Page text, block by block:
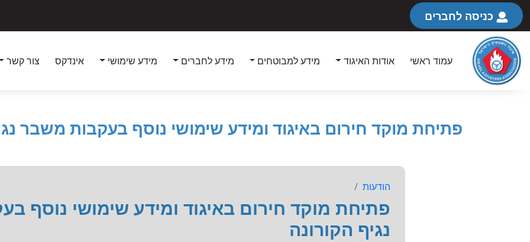
כניסה לחברים
עמוד ראשי אודות האיגוד מידע למבוטחים מידע לחברים מידע שימושי אינדקס צור קשר
פתיחת מוקד חירום באיגוד ומידע שימושי נוסף בעקבות משבר
הודעות
פתיחת מוקד חירום באיגוד ומידע שימושי נוסף
נגיף הקורונה